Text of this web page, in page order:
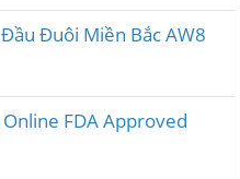
Đuôi Miền Bắc AW8
FDA Approved